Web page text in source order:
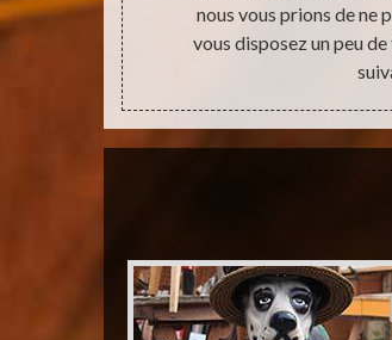
pour
nous vous prions de ne
vous disposez un peu de